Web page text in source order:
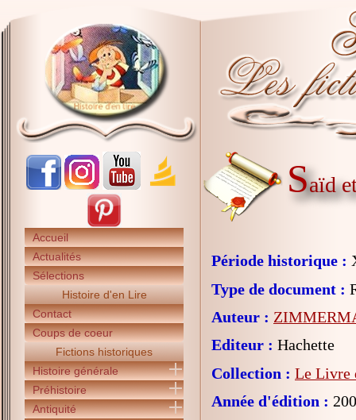
Accueil
Actualités
Sélections
Histoire d'en Lire
Contact
Coups de coeur
Fictions historiques
Histoire générale
Préhistoire
Antiquité
Saïd
Période historique :
Type de document :
Auteur :
Editeur : Hachette
Collection : Le Livre
Année d'édition :